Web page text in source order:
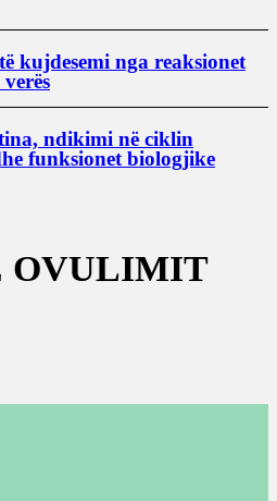
kujdesemi nga reaksionet
ndikimi në ciklin
funksionet biologjike
OVULIMIT